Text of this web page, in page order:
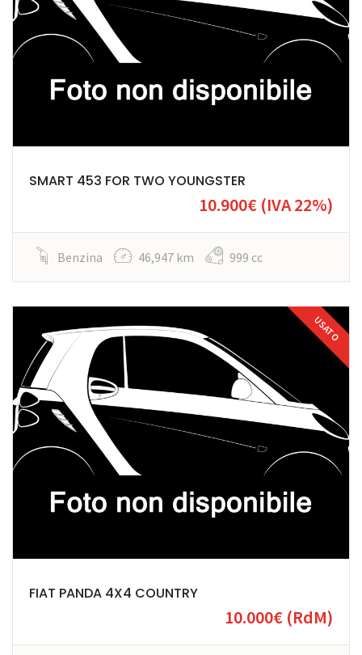
SMART 453 FOR TWO YOUNGSTER
10.900€ (IVA 22%)
Benzina 46,947 km 999 cc
USATO
FIAT PANDA 4X4 COUNTRY
10.000€ (RdM)